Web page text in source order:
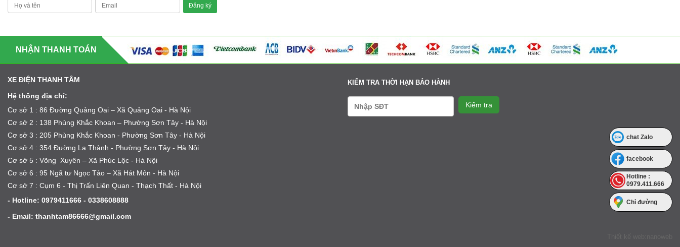
Cụm 6 - Thị Trấn Liên Quan - Thạch Thất - Hà Nội
Tư vấn: 0979411666-0338608888 Xem bản đồ
NHẬN THANH TOÁN
XE ĐIỆN THANH TÂM
Hệ thống địa chỉ:
Cơ sở 1 : 86 Đường Quảng Oai – Xã Quảng Oai - Hà Nội
Cơ sở 2 : 138 Phùng Khắc Khoan – Phường Sơn Tây - Hà Nội
Cơ sở 3 : 205 Phùng Khắc Khoan - Phường Sơn Tây - Hà Nội
Cơ sở 4 : 354 Đường La Thành - Phường Sơn Tây - Hà Nội
Cơ sở 5 : Võng Xuyên – Xã Phúc Lộc - Hà Nội
Cơ sở 6 : 95 Ngã tư Ngọc Tảo – Xã Hát Môn - Hà Nội
Cơ sở 7 : Cụm 6 - Thị Trấn Liên Quan - Thạch Thất - Hà Nội
- Hotline: 0979411666 - 0338608888
- Email: thanhtam86666@gmail.com
chat Zalo
facebook
Hotline :
0979.411.666
Chỉ đường
KIỂM TRA THỜI HẠN BẢO HÀNH